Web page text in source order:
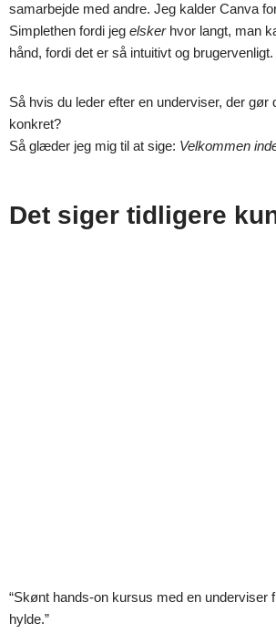
samarbejde med andre. Jeg kalder Canva
Simplethen fordi jeg elsker hvor langt, man
hånd, fordi det er så intuitivt og brugervenligt.
Så hvis du leder efter en underviser, der gør
konkret?
Så glæder jeg mig til at sige: Velkommen
Det siger tidligere
“Skønt hands-on kursus med en underviser
hylde.”